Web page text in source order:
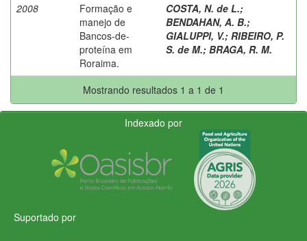
2008
Formação e
manejo de
Bancos-de-
proteína em
Roraima.
COSTA, N. de L.;
BENDAHAN, A. B.;
GIALUPPI, V.; RIBEIRO, P.
S. de M.; BRAGA, R. M.
Mostrando resultados 1 a 1 de 1
Indexado por
Suportado por